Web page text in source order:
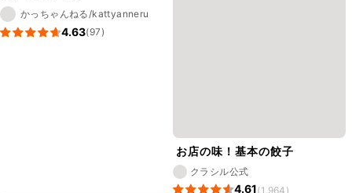
かっちゃんねる/kattyanneru
4.63(97)
お店の味！基本の餃子
クラシル公式
4.61(1,964)